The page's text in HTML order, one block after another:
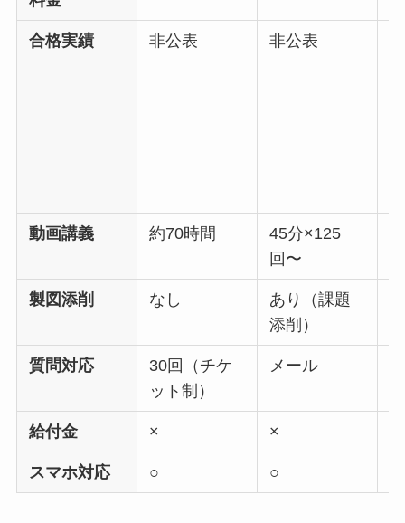
合格実績 非公表 非公表
動画講義 約70時間
45分×125
回〜
製図添削 なし
あり（課題
添削）
質問対応
30回（チケ
ット制）
メール
給付金 × ×
スマホ対応 ○ ○